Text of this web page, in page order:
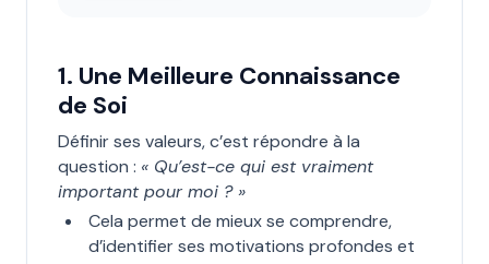
1. Une Meilleure Connaissance
de Soi
Définir ses valeurs, c’est répondre à la
question : « Qu’est-ce qui est vraiment
important pour moi ? »
Cela permet de mieux se comprendre,
d’identifier ses motivations profondes et